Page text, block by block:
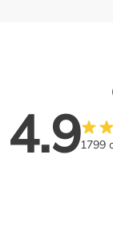
4.91799